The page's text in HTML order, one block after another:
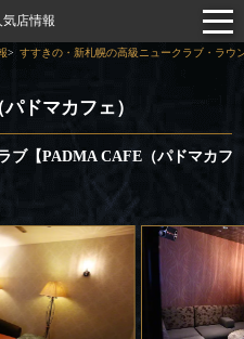
店情報
すすきの・新札幌の高級ニュークラブ・ラウ
ドマカフェ）
ブ【PADMA CAFE（パドマカフ